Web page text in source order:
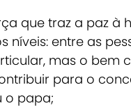
que traz a paz
níveis: entre as
mas o bem
para o
o papa;